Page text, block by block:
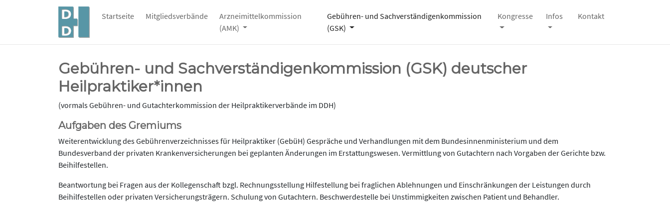
Startseite Mitgliedsverbände
Arzneimittelkommission
(AMK)
Gebühren- und Sachverständigenkommission
(GSK)
Kongresse Infos Kontakt
Gebühren- und Sachverständigenkommission (GSK) deutscher
Heilpraktiker*innen
(vormals Gebühren- und Gutachterkommission der Heilpraktikerverbände im DDH)
Aufgaben des Gremiums
Weiterentwicklung des Gebührenverzeichnisses für Heilpraktiker (GebüH) Gespräche und Verhandlungen mit dem Bundesinnenministerium und dem
Bundesverband der privaten Krankenversicherungen bei geplanten Änderungen im Erstattungswesen. Vermittlung von Gutachtern nach Vorgaben der Gerichte bzw.
Beihilfestellen.
Beantwortung bei Fragen aus der Kollegenschaft bzgl. Rechnungsstellung Hilfestellung bei fraglichen Ablehnungen und Einschränkungen der Leistungen durch
Beihilfestellen oder privaten Versicherungsträgern. Schulung von Gutachtern. Beschwerdestelle bei Unstimmigkeiten zwischen Patient und Behandler.